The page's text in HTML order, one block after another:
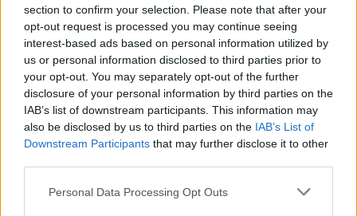
section to confirm your selection. Please note that after your
opt-out request is processed you may continue seeing
interest-based ads based on personal information utilized by
us or personal information disclosed to third parties prior to
your opt-out. You may separately opt-out of the further
disclosure of your personal information by third parties on the
IAB’s list of downstream participants. This information may
also be disclosed by us to third parties on the IAB’s List of
Downstream Participants that may further disclose it to other
Please note that this website/app uses one or more Google
Personal Data Processing Opt Outs